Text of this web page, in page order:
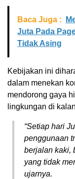
Baca Juga :
Juta Pada
Tidak Asing
Kebijakan ini
dalam menekan
mendorong gaya
lingkungan di
“Setiap hari
penggunaan
berjalan kaki,
yang tidak
ujarnya.